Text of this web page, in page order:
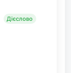
Дієслово